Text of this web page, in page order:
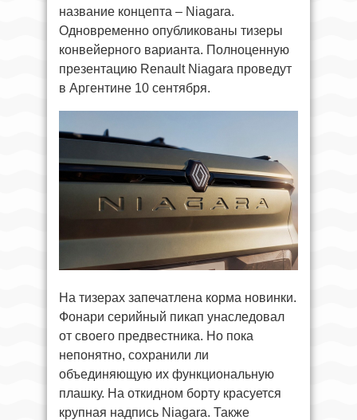
название концепта – Niagara.
Одновременно опубликованы тизеры
конвейерного варианта. Полноценную
презентацию Renault Niagara проведут
в Аргентине 10 сентября.
На тизерах запечатлена корма новинки.
Фонари серийный пикап унаследовал
от своего предвестника. Но пока
непонятно, сохранили ли
объединяющую их функциональную
плашку. На откидном борту красуется
крупная надпись Niagara. Также